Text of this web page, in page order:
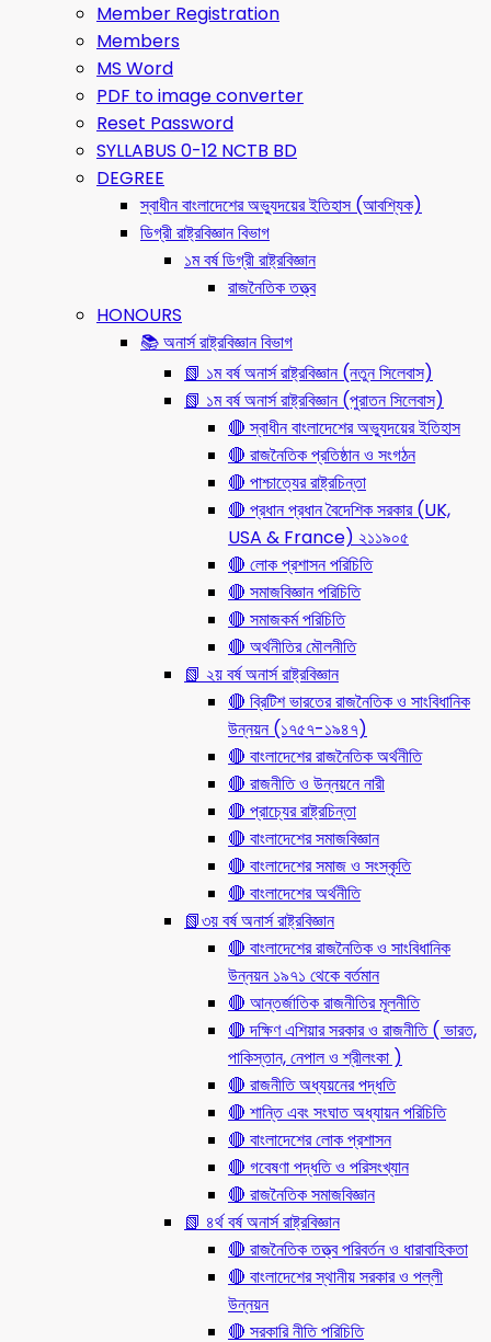
Member Registration
Members
MS Word
PDF to image converter
Reset Password
SYLLABUS 0-12 NCTB BD
DEGREE
স্বাধীন বাংলাদেশের অভ্যুদয়ের ইতিহাস (আবশ্যিক)
ডিগ্রী রাষ্ট্রবিজ্ঞান বিভাগ
১ম বর্ষ ডিগ্রী রাষ্ট্রবিজ্ঞান
রাজনৈতিক তত্ত্ব
HONOURS
📚 অনার্স রাষ্ট্রবিজ্ঞান বিভাগ
📗 ১ম বর্ষ অনার্স রাষ্ট্রবিজ্ঞান (নতুন সিলেবাস)
📗 ১ম বর্ষ অনার্স রাষ্ট্রবিজ্ঞান (পুরাতন সিলেবাস)
🔴 স্বাধীন বাংলাদেশের অভ্যুদয়ের ইতিহাস
🔴 রাজনৈতিক প্রতিষ্ঠান ও সংগঠন
🔴 পাশ্চাত্যের রাষ্ট্রচিন্তা
🔴 প্রধান প্রধান বৈদেশিক সরকার (UK,
USA & France) ২১১৯০৫
🔴 লোক প্রশাসন পরিচিতি
🔴 সমাজবিজ্ঞান পরিচিতি
🔴 সমাজকর্ম পরিচিতি
🔴 অর্থনীতির মৌলনীতি
📗 ২য় বর্ষ অনার্স রাষ্ট্রবিজ্ঞান
🔴 ব্রিটিশ ভারতের রাজনৈতিক ও সাংবিধানিক
উন্নয়ন (১৭৫৭-১৯৪৭)
🔴 বাংলাদেশের রাজনৈতিক অর্থনীতি
🔴 রাজনীতি ও উন্নয়নে নারী
🔴 প্রাচ্যের রাষ্ট্রচিন্তা
🔴 বাংলাদেশের সমাজবিজ্ঞান
🔴 বাংলাদেশের সমাজ ও সংস্কৃতি
🔴 বাংলাদেশের অর্থনীতি
📗৩য় বর্ষ অনার্স রাষ্ট্রবিজ্ঞান
🔴 বাংলাদেশের রাজনৈতিক ও সাংবিধানিক
উন্নয়ন ১৯৭১ থেকে বর্তমান
🔴 আন্তর্জাতিক রাজনীতির মূলনীতি
🔴 দক্ষিণ এশিয়ার সরকার ও রাজনীতি ( ভারত,
পাকিস্তান, নেপাল ও শ্রীলংকা )
🔴 রাজনীতি অধ্যয়নের পদ্ধতি
🔴 শান্তি এবং সংঘাত অধ্যায়ন পরিচিতি
🔴 বাংলাদেশের লোক প্রশাসন
🔴 গবেষণা পদ্ধতি ও পরিসংখ্যান
🔴 রাজনৈতিক সমাজবিজ্ঞান
📗 ৪র্থ বর্ষ অনার্স রাষ্ট্রবিজ্ঞান
🔴 রাজনৈতিক তত্ত্ব পরিবর্তন ও ধারাবাহিকতা
🔴 বাংলাদেশের স্থানীয় সরকার ও পল্লী
উন্নয়ন
🔴 সরকারি নীতি পরিচিতি